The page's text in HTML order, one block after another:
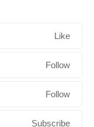
Like
Follow
Follow
Subscribe